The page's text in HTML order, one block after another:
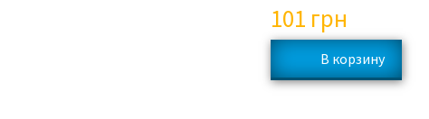
101 грн